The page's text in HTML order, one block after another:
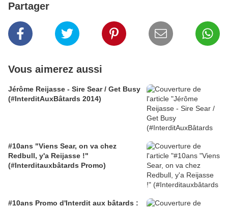
Partager
Vous aimerez aussi
Jérôme Reijasse - Sire Sear / Get Busy
(#InterditAuxBâtards 2014)
#10ans "Viens Sear, on va chez
Redbull, y'a Reijasse !"
(#Interditauxbâtards Promo)
#10ans Promo d'Interdit aux bâtards :